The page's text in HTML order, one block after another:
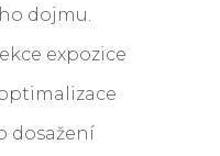
dojmu.
expozice
dosažení